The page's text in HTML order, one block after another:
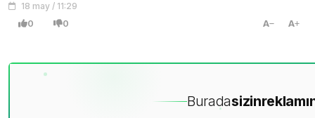
18 may / 11:29
0 0 A A
Buradasizin